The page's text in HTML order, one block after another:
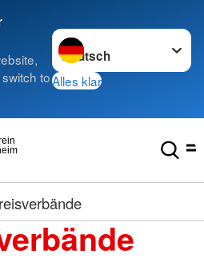
to
Sprache wechseln zu
Alles klar